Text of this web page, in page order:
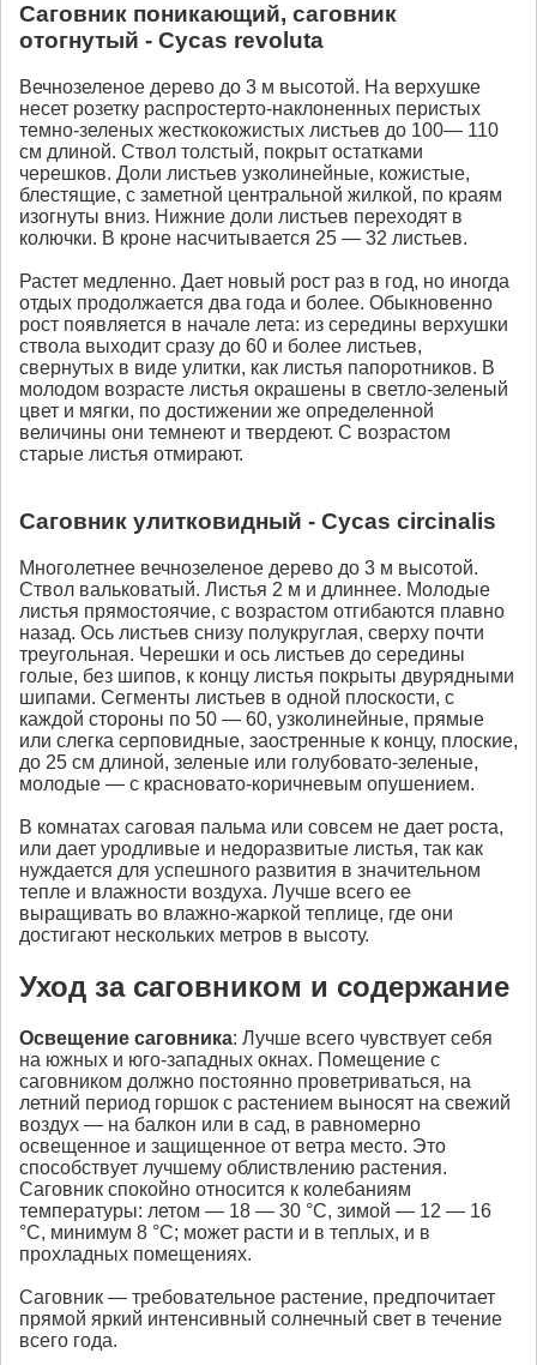
Саговник поникающий, саговник
отогнутый - Cycas revoluta
Вечнозеленое дерево до 3 м высотой. На верхушке
несет розетку распростерто-наклоненных перистых
темно-зеленых жесткокожистых листьев до 100— 110
см длиной. Ствол толстый, покрыт остатками
черешков. Доли листьев узколинейные, кожистые,
блестящие, с заметной центральной жилкой, по краям
изогнуты вниз. Нижние доли листьев переходят в
колючки. В кроне насчитывается 25 — 32 листьев.
Растет медленно. Дает новый рост раз в год, но иногда
отдых продолжается два года и более. Обыкновенно
рост появляется в начале лета: из середины верхушки
ствола выходит сразу до 60 и более листьев,
свернутых в виде улитки, как листья папоротников. В
молодом возрасте листья окрашены в светло-зеленый
цвет и мягки, по достижении же определенной
величины они темнеют и твердеют. С возрастом
старые листья отмирают.
Саговник улитковидный - Cycas circinalis
Многолетнее вечнозеленое дерево до 3 м высотой.
Ствол вальковатый. Листья 2 м и длиннее. Молодые
листья прямостоячие, с возрастом отгибаются плавно
назад. Ось листьев снизу полукруглая, сверху почти
треугольная. Черешки и ось листьев до середины
голые, без шипов, к концу листья покрыты двурядными
шипами. Сегменты листьев в одной плоскости, с
каждой стороны по 50 — 60, узколинейные, прямые
или слегка серповидные, заостренные к концу, плоские,
до 25 см длиной, зеленые или голубовато-зеленые,
молодые — с красновато-коричневым опушением.
В комнатах саговая пальма или совсем не дает роста,
или дает уродливые и недоразвитые листья, так как
нуждается для успешного развития в значительном
тепле и влажности воздуха. Лучше всего ее
выращивать во влажно-жаркой теплице, где они
достигают нескольких метров в высоту.
Уход за саговником и содержание
Освещение саговника: Лучше всего чувствует себя
на южных и юго-западных окнах. Помещение с
саговником должно постоянно проветриваться, на
летний период горшок с растением выносят на свежий
воздух — на балкон или в сад, в равномерно
освещенное и защищенное от ветра место. Это
способствует лучшему облиствлению растения.
Саговник спокойно относится к колебаниям
температуры: летом — 18 — 30 °С, зимой — 12 — 16
°С, минимум 8 °С; может расти и в теплых, и в
прохладных помещениях.
Саговник — требовательное растение, предпочитает
прямой яркий интенсивный солнечный свет в течение
всего года.